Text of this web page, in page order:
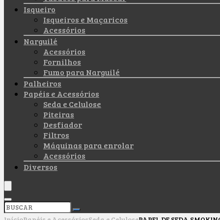
Isqueiro
Isqueiros e Maçaricos
Acessórios
Narguilé
Acessórios
Fornilhos
Fumo para Narguilé
Palheiros
Papéis e Acessórios
Seda e Celulose
Piteiras
Desfiador
Filtros
Máquinas para enrolar
Acessórios
Diversos